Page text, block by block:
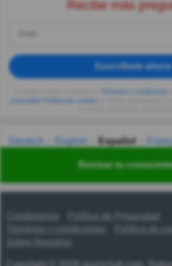
Revisar tu
Recibe más
Suscríbete ahora
privacidad
Deutsch English Español
Українська हिन्दी 한국
Contáctanos
Política de Privacidad
Términos y condiciones